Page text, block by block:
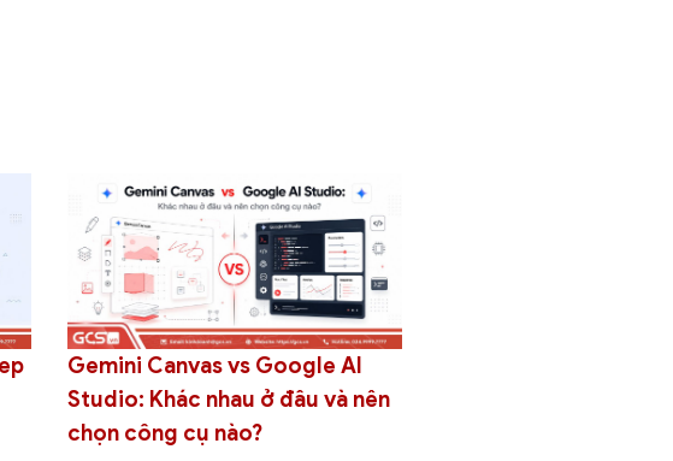
Canvas vs Google AI
Khác nhau ở đâu và nên
công cụ nào?
Hướng dẫn cách thêm Template
vào Google Sheets chi tiết từ